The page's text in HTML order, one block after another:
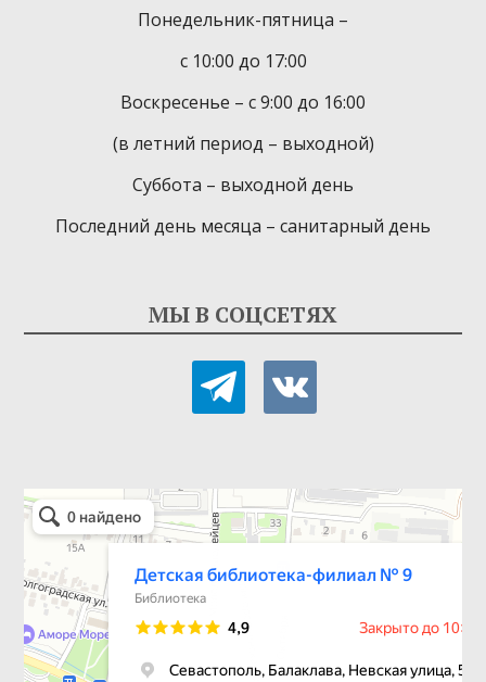
Понедельник-пятница –
с 10:00 до 17:00
Воскресенье – с 9:00 до 16:00
(в летний период – выходной)
Суббота – выходной день
Последний день месяца – санитарный день
МЫ В СОЦСЕТЯХ
telegramvkontakte
Детская библиотека-филиал № 9
Библиотека в Севастополе